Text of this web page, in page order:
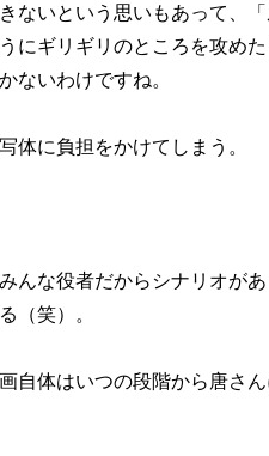
ないという思いもあって、
にギリギリのところを攻め
ないわけですね。
体に負担をかけてしまう。
んな役者だからシナリオがあ
（笑）。
自体はいつの段階から唐さ